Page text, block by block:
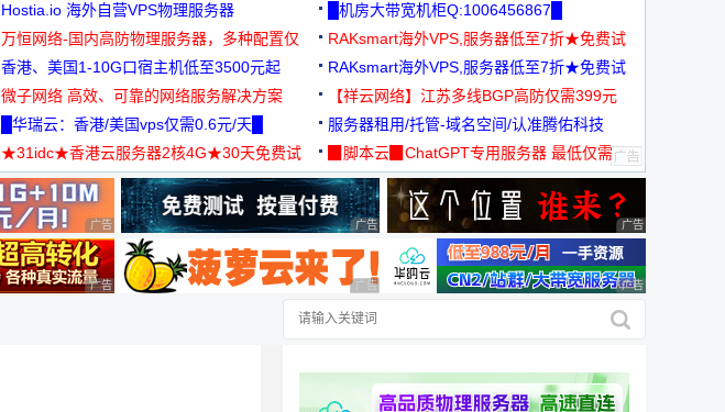
Hostia.io 海外自营VPS物理服务器
█机房大带宽机柜Q:1006456867█
万恒网络-国内高防物理服务器，多种配置仅
99元/月起
RAKsmart海外VPS,服务器低至7折★免费试
用★
香港、美国1-10G口宿主机低至3500元起
RAKsmart海外VPS,服务器低至7折★免费试
用★
微子网络 高效、可靠的网络服务解决方案
【祥云网络】江苏多线BGP高防仅需399元
█华瑞云：香港/美国vps仅需0.6元/天█
服务器租用/托管-域名空间/认准腾佑科技
★31idc★香港云服务器2核4G★30天免费试
用◆
▉脚本云▉ChatGPT专用服务器 最低仅需
19元/月
广告 商业广告，理性选择 广告 商业广告，理性选择 广告 商业广告，理
广告 商业广告，理性选择 广告 商业广告，理性选择 广告 商业广告，理